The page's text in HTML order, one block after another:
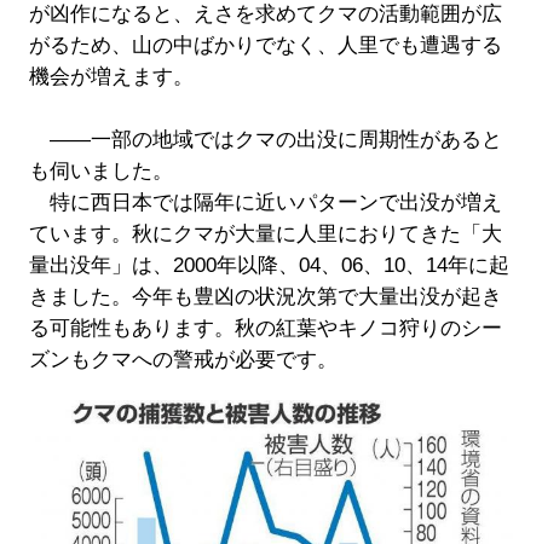
が凶作になると、えさを求めてクマの活動範囲が広
がるため、山の中ばかりでなく、人里でも遭遇する
機会が増えます。
――一部の地域ではクマの出没に周期性があると
も伺いました。
特に西日本では隔年に近いパターンで出没が増え
ています。秋にクマが大量に人里におりてきた「大
量出没年」は、2000年以降、04、06、10、14年に起
きました。今年も豊凶の状況次第で大量出没が起き
る可能性もあります。秋の紅葉やキノコ狩りのシー
ズンもクマへの警戒が必要です。